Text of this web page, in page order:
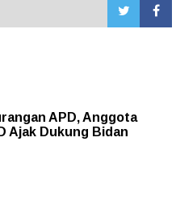
APD, Anggota
Ajak Dukung Bidan